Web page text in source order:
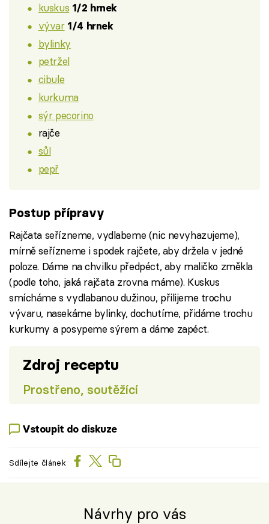
kuskus 1/2 hrnek
vývar 1/4 hrnek
bylinky
petržel
cibule
kurkuma
sýr pecorino
rajče
sůl
pepř
Postup přípravy
Rajčata seřízneme, vydlabeme (nic nevyhazujeme),
mírně seřízneme i spodek rajčete, aby držela v jedné
poloze. Dáme na chvilku předpéct, aby maličko změkla
(podle toho, jaká rajčata zrovna máme). Kuskus
smícháme s vydlabanou dužinou, přilijeme trochu
vývaru, nasekáme bylinky, dochutíme, přidáme trochu
kurkumy a posypeme sýrem a dáme zapéct.
Zdroj receptu
Prostřeno, soutěžící
Vstoupit do diskuze
Sdílejte článek
Návrhy pro vás